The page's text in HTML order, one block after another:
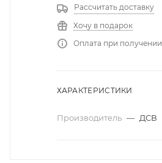
Рассчитать доставку
Хочу в подарок
Оплата при получении
ХАРАКТЕРИСТИКИ
Производитель — ДСВ